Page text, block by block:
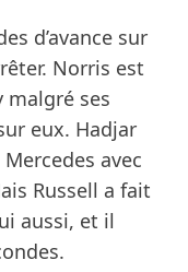
d’avance sur
Norris est
malgré ses
eux. Hadjar
avec
Russell a fait
aussi, et il